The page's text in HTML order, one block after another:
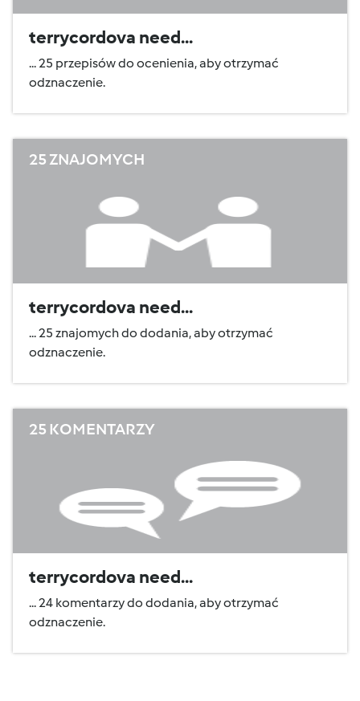
terrycordova need...
... 25 przepisów do ocenienia, aby otrzymać
odznaczenie.
25 ZNAJOMYCH
terrycordova need...
... 25 znajomych do dodania, aby otrzymać
odznaczenie.
25 KOMENTARZY
terrycordova need...
... 24 komentarzy do dodania, aby otrzymać
odznaczenie.